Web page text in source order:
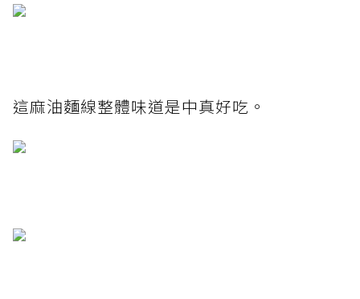
這麻油麵線整體味道是中真好吃。